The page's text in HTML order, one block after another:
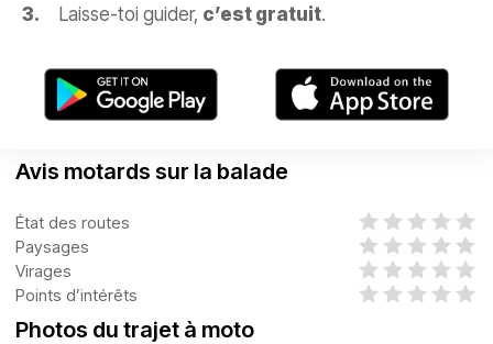
Laisse-toi guider, c’est gratuit.
Avis motards sur la balade
État des routes
Paysages
Virages
Points d’intérêts
Photos du trajet à moto